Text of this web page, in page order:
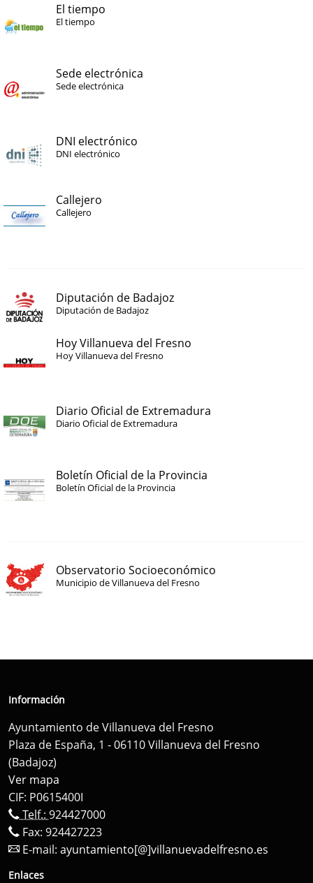
El tiempo
El tiempo
Sede electrónica
Sede electrónica
DNI electrónico
DNI electrónico
Callejero
Callejero
Diputación de Badajoz
Diputación de Badajoz
Hoy Villanueva del Fresno
Hoy Villanueva del Fresno
Diario Oficial de Extremadura
Diario Oficial de Extremadura
Boletín Oficial de la Provincia
Boletín Oficial de la Provincia
Observatorio Socioeconómico
Municipio de Villanueva del Fresno
Información
Ayuntamiento de Villanueva del Fresno
Plaza de España, 1 - 06110 Villanueva del Fresno
(Badajoz)
Ver mapa
CIF: P0615400I
Telf.: 924427000
Fax: 924427223
E-mail: ayuntamiento[@]villanuevadelfresno.es
Enlaces